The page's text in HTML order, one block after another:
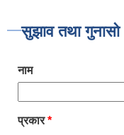
सुझाव तथा गुनासो
नाम
प्रकार*